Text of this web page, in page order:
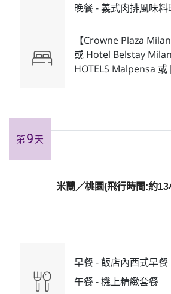
晚餐 -義式肉排風味料
【Crowne Plaza
或 Hotel Belstay
HOTELS Malpensa 或
第9 天
米蘭／桃園(飛行時間:約
早餐 -飯店內西式早餐
午餐 -機上精緻套餐